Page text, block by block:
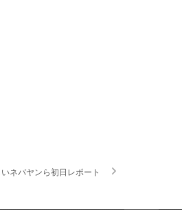
ネバヤンら初日レポート